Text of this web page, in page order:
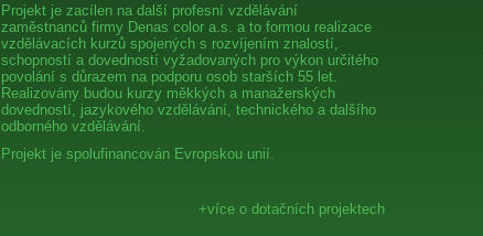
Projekt je zacílen na další profesní vzdělávání
zaměstnanců firmy Denas color a.s. a to formou realizace
vzdělávacích kurzů spojených s rozvíjením znalostí,
schopností a dovedností vyžadovaných pro výkon určitého
povolání s důrazem na podporu osob starších 55 let.
Realizovány budou kurzy měkkých a manažerských
dovedností, jazykového vzdělávání, technického a dalšího
odborného vzdělávání.
Projekt je spolufinancován Evropskou unií.
+více o dotačních projektech